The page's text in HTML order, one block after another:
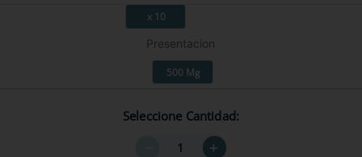
x 10
Presentacion
500 Mg
Seleccione Cantidad
＋